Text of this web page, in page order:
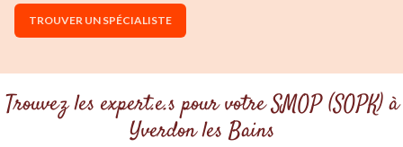
TROUVER UN SPÉCIALISTE
Trouvez les expert.e.s pour votre SMOP (SOPK) à
Yverdon les Bains